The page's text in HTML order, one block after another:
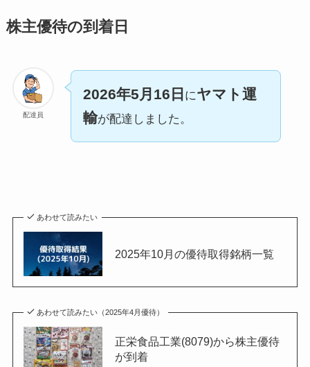
株主優待の到着日
配達員
2026年5月16日 にヤマト運
輸が配達しました。
あわせて読みたい
2025年10月の優待取得銘柄一覧
あわせて読みたい（2025年4月優待）
正栄食品工業(8079)から株主優待
が到着